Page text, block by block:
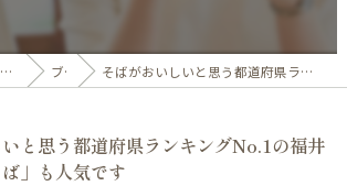
通販で大麦なら福井産100%の大麦倶楽部 ブログ そばがおいしいと思う都道府県ランキングNo.1の福井県 「大麦そば」も人気です
と思う都道府県ランキングNo.1の福井
」も人気です